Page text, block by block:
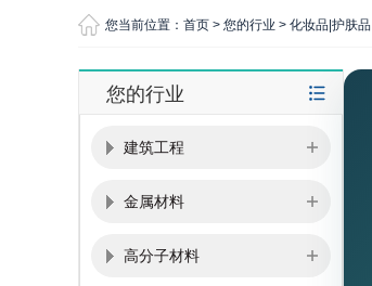
您当前位置： 首页 > 您的行业 > 化妆品|护肤品
您的行业
建筑工程
金属材料
高分子材料